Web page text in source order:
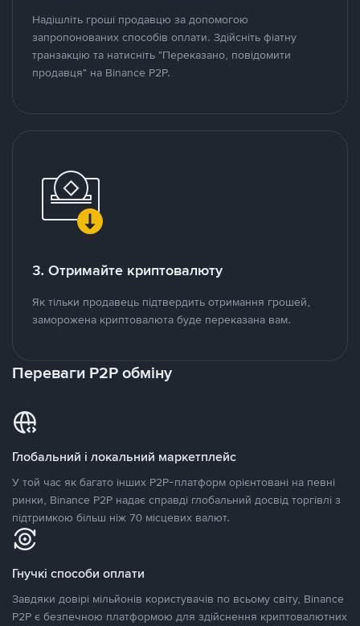
Надішліть гроші продавцю за допомогою
запропонованих способів оплати. Здійсніть фіатну
транзакцію та натисніть "Переказано, повідомити
продавця" на Binance P2P.
3. Отримайте криптовалюту
Як тільки продавець підтвердить отримання грошей,
заморожена криптовалюта буде переказана вам.
Переваги P2P обміну
Глобальний і локальний маркетплейс
У той час як багато інших P2P-платформ орієнтовані на певні
ринки, Binance P2P надає справді глобальний досвід торгівлі з
підтримкою більш ніж 70 місцевих валют.
Гнучкі способи оплати
Завдяки довірі мільйонів користувачів по всьому світу, Binance
P2P є безпечною платформою для здійснення криптовалютних